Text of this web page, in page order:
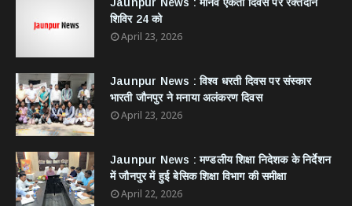
शिविर 24 को
April 23, 2026
Jaunpur News : विश्व धरती दिवस पर संस्कार
भारती जौनपुर ने मनाया अलंकरण दिवस
April 23, 2026
Jaunpur News : ​मण्डलीय शिक्षा निदेशक के निर्देशन
में जौनपुर में हुई बेसिक शिक्षा विभाग की समीक्षा
April 22, 2026